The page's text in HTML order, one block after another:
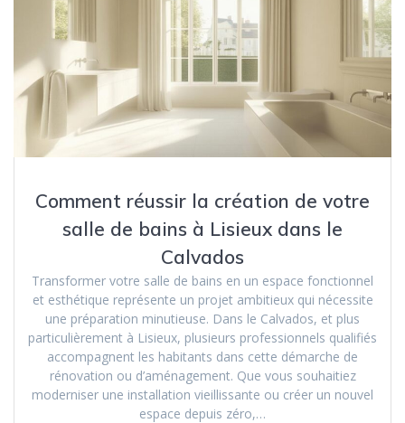
Comment réussir la création de votre
salle de bains à Lisieux dans le
Calvados
Transformer votre salle de bains en un espace fonctionnel
et esthétique représente un projet ambitieux qui nécessite
une préparation minutieuse. Dans le Calvados, et plus
particulièrement à Lisieux, plusieurs professionnels qualifiés
accompagnent les habitants dans cette démarche de
rénovation ou d’aménagement. Que vous souhaitiez
moderniser une installation vieillissante ou créer un nouvel
espace depuis zéro,…